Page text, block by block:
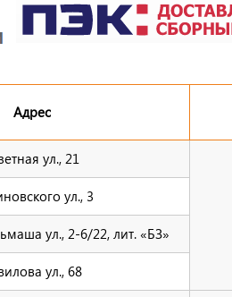
Адрес
ул., 21
ул., 3
ул., 2-6/22, лит. «БЗ»
ул., 68